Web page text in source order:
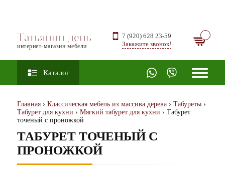
Татьянин день
интернет-магазин мебели
7 (920) 628 23-59
Закажите звонок!
Каталог
Главная › Классическая мебель из массива дерева › Табуреты ›
Табурет для кухни › Мягкий табурет для кухни › Табурет
точеный с проножкой
ТАБУРЕТ ТОЧЕНЫЙ С
ПРОНОЖКОЙ